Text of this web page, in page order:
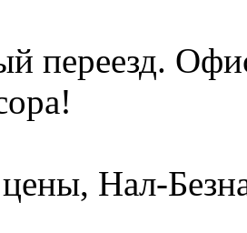
переезд.
Нал-